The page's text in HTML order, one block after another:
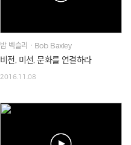
밥 벡슬리ㆍBob Baxley
비전, 미션, 문화를 연결하라
2016.11.08